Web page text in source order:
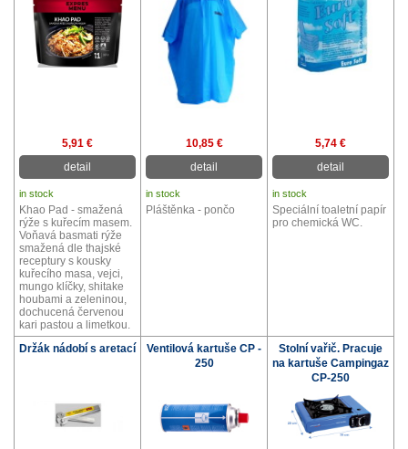
5,91 €
detail
10,85 €
detail
5,74 €
detail
in stock in stock in stock
Khao Pad - smažená
rýže s kuřecím masem.
Voňavá basmati rýže
smažená dle thajské
receptury s kousky
kuřecího masa, vejci,
mungo klíčky, shitake
houbami a zeleninou,
dochucená červenou
kari pastou a limetkou.
Pláštěnka - pončo
Speciální toaletní papír
pro chemická WC.
Držák nádobí s aretací
Ventilová kartuše CP -
250
Stolní vařič. Pracuje
na kartuše Campingaz
CP-250